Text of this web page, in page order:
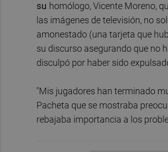
su homólogo, Vicente Moreno,
las imágenes de televisión, no
amonestado (una tarjeta que
su discurso asegurando que no
disculpó por haber sido
"Mis jugadores han terminado
Pacheta que se mostraba
rebajaba importancia a los